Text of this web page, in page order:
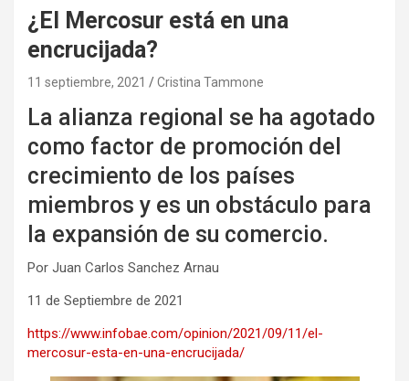
¿El Mercosur está en una
encrucijada?
11 septiembre, 2021 Cristina Tammone
La alianza regional se ha agotado
como factor de promoción del
crecimiento de los países
miembros y es un obstáculo para
la expansión de su comercio.
Por Juan Carlos Sanchez Arnau
11 de Septiembre de 2021
https://www.infobae.com/opinion/2021/09/11/el-
mercosur-esta-en-una-encrucijada/